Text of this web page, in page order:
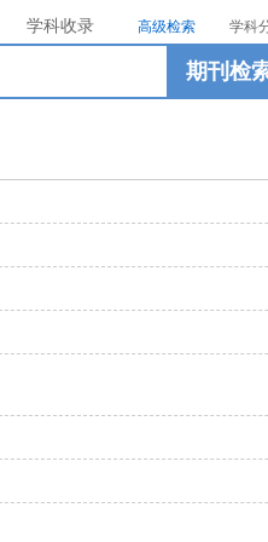
学科收录 高级检索 学科
期刊检